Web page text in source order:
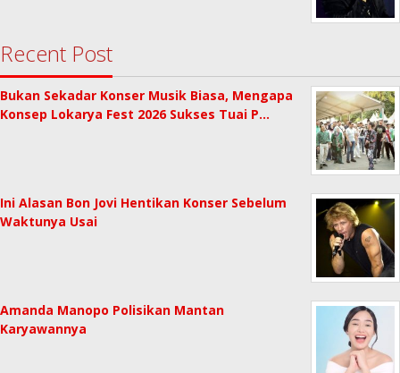
Recent Post
Bukan Sekadar Konser Musik Biasa, Mengapa
Konsep Lokarya Fest 2026 Sukses Tuai P…
Ini Alasan Bon Jovi Hentikan Konser Sebelum
Waktunya Usai
Amanda Manopo Polisikan Mantan
Karyawannya